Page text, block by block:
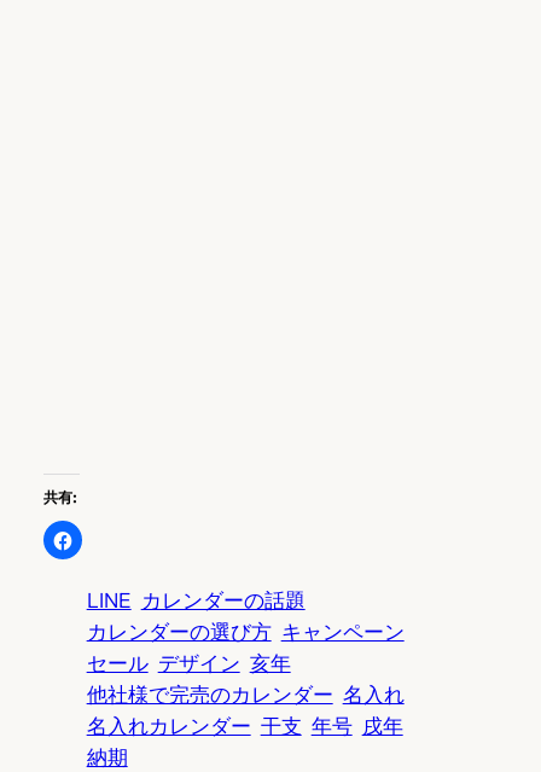
共有:
LINE カレンダーの話題
カレンダーの選び方 キャンペーン
セール デザイン 亥年
他社様で完売のカレンダー 名入れ
名入れカレンダー 干支 年号 戌年
納期